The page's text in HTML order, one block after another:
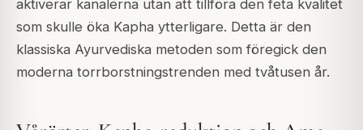
aktiverar kanalerna utan att tillföra den feta kvalitet
som skulle öka Kapha ytterligare. Detta är den
klassiska Ayurvediska metoden som föregick den
moderna torrborstningstrenden med tvåtusen år.